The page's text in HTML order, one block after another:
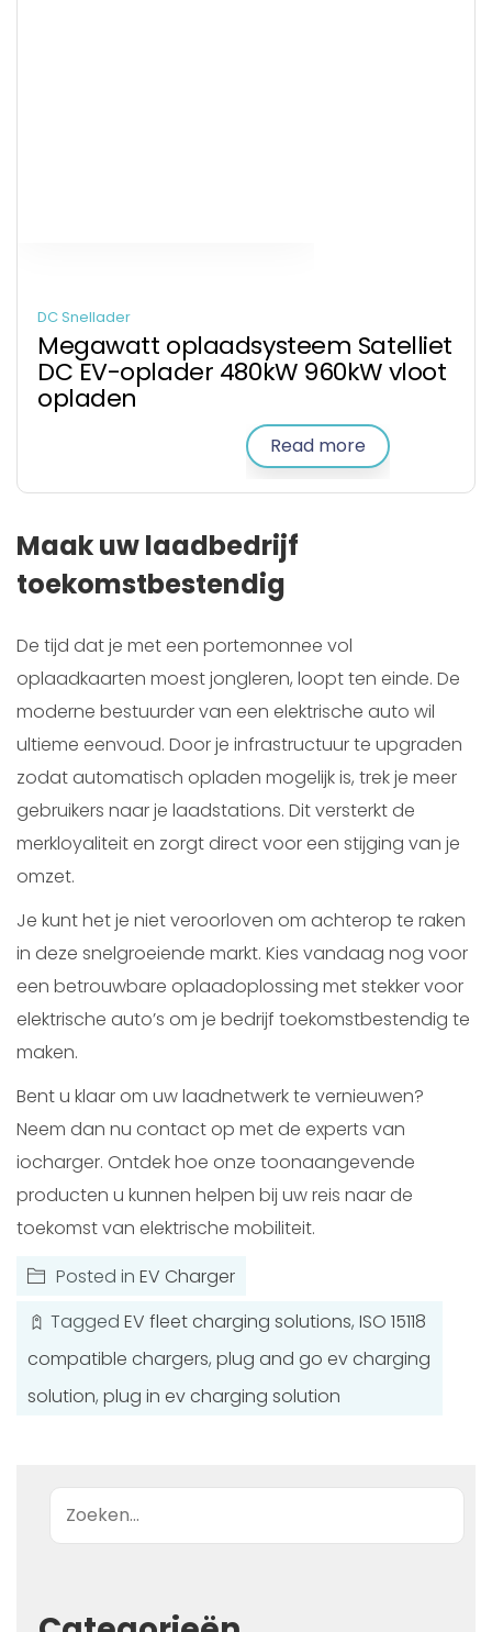
DC Snellader
Megawatt oplaadsysteem Satelliet
DC EV-oplader 480kW 960kW vloot
opladen
Read more
Maak uw laadbedrijf
toekomstbestendig
De tijd dat je met een portemonnee vol
oplaadkaarten moest jongleren, loopt ten einde. De
moderne bestuurder van een elektrische auto wil
ultieme eenvoud. Door je infrastructuur te upgraden
zodat automatisch opladen mogelijk is, trek je meer
gebruikers naar je laadstations. Dit versterkt de
merkloyaliteit en zorgt direct voor een stijging van je
omzet.
Je kunt het je niet veroorloven om achterop te raken
in deze snelgroeiende markt. Kies vandaag nog voor
een betrouwbare oplaadoplossing met stekker voor
elektrische auto’s om je bedrijf toekomstbestendig te
maken.
Bent u klaar om uw laadnetwerk te vernieuwen?
Neem dan nu contact op met de experts van
iocharger. Ontdek hoe onze toonaangevende
producten u kunnen helpen bij uw reis naar de
toekomst van elektrische mobiliteit.
Posted in EV Charger
Tagged EV fleet charging solutions, ISO 15118
compatible chargers, plug and go ev charging
solution, plug in ev charging solution
Zoek op